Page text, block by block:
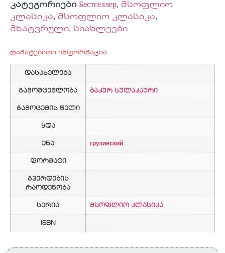
კატეგორიები Бестселлер, მსოფლიო
კლასიკა, მსოფლიო კლასიკა,
მხატვრული, სიახლეები
დამატებითი ინფორმაცია
დასახელება
გამომცემლობა ბაკურ სულაკაური
გამოცემის წელი
ყდა
ენა грузинский
ფორმატი
გვერდების
რაოდენობა
სერია მსოფლიო კლასიკა
ISBN